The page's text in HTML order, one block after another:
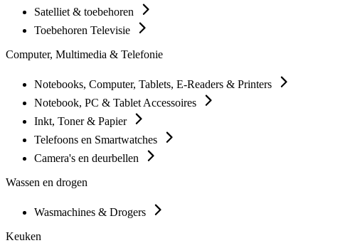
Satelliet & toebehoren
Toebehoren Televisie
Computer, Multimedia & Telefonie
Notebooks, Computer, Tablets, E-Readers & Printers
Notebook, PC & Tablet Accessoires
Inkt, Toner & Papier
Telefoons en Smartwatches
Camera's en deurbellen
Wassen en drogen
Wasmachines & Drogers
Keuken